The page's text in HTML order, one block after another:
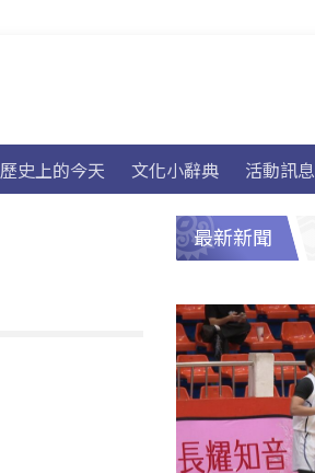
歷史上的今天 文化小辭典 活動訊息
最新新聞